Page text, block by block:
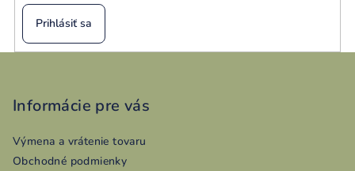
Prihlásiť sa
Informácie pre vás
Výmena a vrátenie tovaru
Obchodné podmienky